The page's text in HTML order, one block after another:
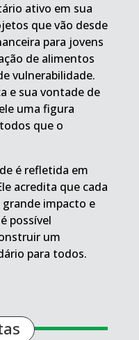
ativo em sua
que vão desde
para jovens
de alimentos
vulnerabilidade.
e sua vontade de
uma figura
que o
é refletida em
acredita que cada
impacto e
possível
um
para todos.